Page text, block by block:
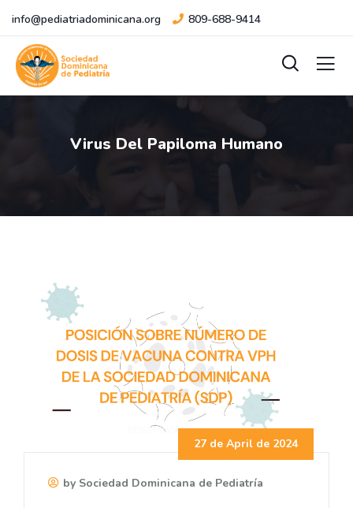
info@pediatriadominicana.org 809-688-9414
Virus Del Papiloma Humano
27 de April de 2024
by Sociedad Dominicana de Pediatría